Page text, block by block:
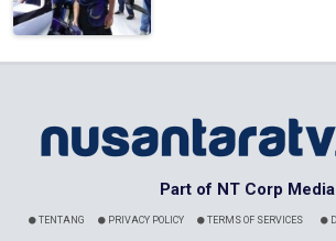
Part of NT Corp Media
TENTANG PRIVACY POLICY TERMS OF SERVICES